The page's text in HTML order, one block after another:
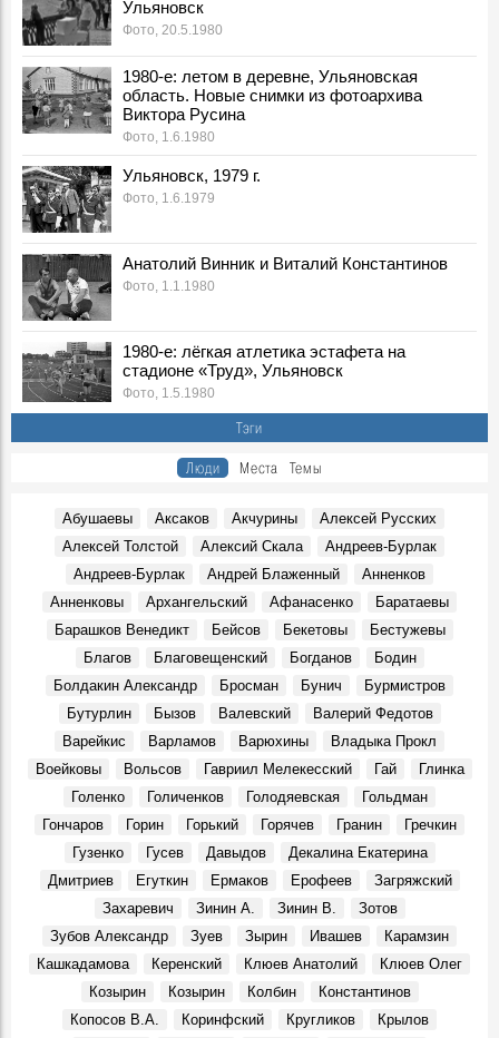
События, 9 Августа 1994
Еще и Жириновский
События, 9 Августа 1994
Август 1994 г.
События, 9 Августа 1994
Борис Андреевич Сараев, в 1992-1994 годах первый зам.
Главы администрации области:
Воспоминания, 9 Августа 1994
Виктор Васильевич Давыдов, начальник Главного
Управления Центробанка России по Ульяновской
области:
Воспоминания, 9 Августа 1994
А.Е. Лапин, зав. Кафедрой основ экономики Ульяновского
педагогического университета (УлГПУ):
Воспоминания, 9 Августа 1994
Завершающий этап строительства Ленинского
Фото, 9 Августа 1969
Золотая Звезда Фёдора Баталова
Как строили ульяновский телецентр
События, 9 Августа 1959
От тяжёлой болезни скончался димитровградский
Левитан и глава совета ветеранов Александр Воронин
Герои, 9 Августа 2025
Ульяновцы высказались по поводу проекта
благоустройства сквера у ДК «Руслан»
Места, 9 Августа 2025
уникальный скелет плезиозавра
События, 9 Августа 2025
Снятый ульяновцами фильм представлен на
Международном кинофестивале в Москве
7 августа 1969 года. ЦК КПСС.
Василий Андреевич Андреев, в 1969 – 1980 гг. ректор
Ульяновского политехнического института:
Воспоминания, 7 Августа 1969
Вниманию ульяновцев!
События, 7 Августа 1969
Ульяновск
Фото, 20.5.1980
1980-е: летом в деревне, Ульяновская
область. Новые снимки из фотоархива
Виктора Русина
Фото, 1.6.1980
Ульяновск, 1979 г.
Фото, 1.6.1979
Анатолий Винник и Виталий Константинов
Фото, 1.1.1980
1980-е: лёгкая атлетика эстафета на
стадионе «Труд», Ульяновск
Фото, 1.5.1980
Тэги
Люди Места Темы
Абушаевы Аксаков Акчурины
Алексей Русских
Алексей Толстой
Алексий Скала
Андреев-Бурлак
Андреев-Бурлак
Андрей Блаженный
Анненков
Анненковы
Архангельский Афанасенко
Баратаевы
Барашков Венедикт
Бейсов Бекетовы
Бестужевы
Благов
Благовещенский Богданов
Бодин
Болдакин Александр
Бросман Бунич
Бурмистров
Бутурлин
Бызов Валевский
Валерий Федотов
Варейкис
Варламов Варюхины
Владыка Прокл
Воейковы
Вольсов Гавриил Мелекесский Гай
Глинка
Голенко
Голиченков Голодяевская
Гольдман
Гончаров
Горин Горький Горячев Гранин
Гречкин
Гузенко
Гусев Давыдов
Декалина Екатерина
Дмитриев
Егуткин Ермаков Ерофеев
Загряжский
Захаревич
Зинин А. Зинин В.
Зотов
Зубов Александр
Зуев Зырин Ивашев
Карамзин
Кашкадамова
Керенский Клюев Анатолий
Клюев Олег
Козырин
Козырин Колбин
Константинов
Копосов В.А.
Коринфский Кругликов
Крылов